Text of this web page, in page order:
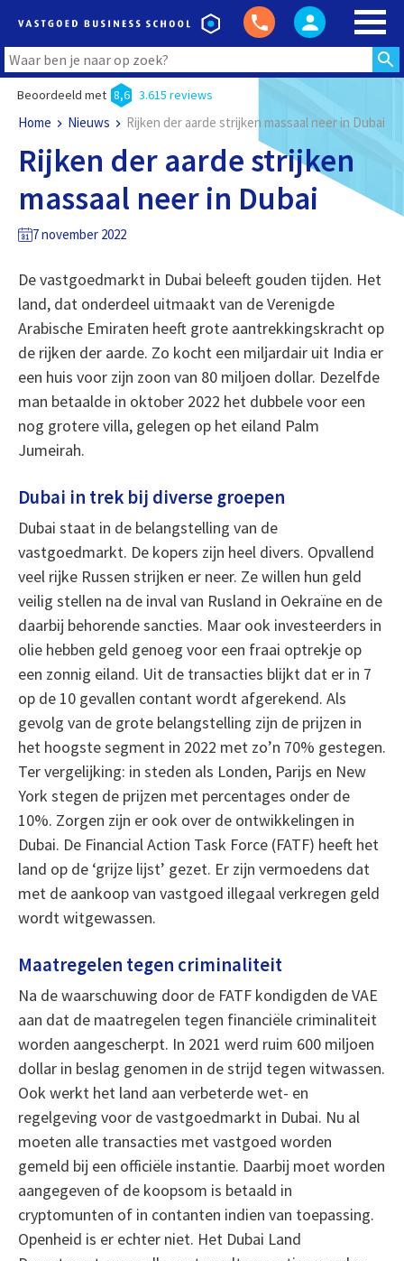
Beoordeeld met 8,6 3.615 reviews
Home Nieuws Rijken der aarde strijken massaal neer in Dubai
Rijken der aarde strijken
massaal neer in Dubai
7 november 2022
De vastgoedmarkt in Dubai beleeft gouden tijden. Het
land, dat onderdeel uitmaakt van de Verenigde
Arabische Emiraten heeft grote aantrekkingskracht op
de rijken der aarde. Zo kocht een miljardair uit India er
een huis voor zijn zoon van 80 miljoen dollar. Dezelfde
man betaalde in oktober 2022 het dubbele voor een
nog grotere villa, gelegen op het eiland Palm
Jumeirah.
Dubai in trek bij diverse groepen
Dubai staat in de belangstelling van de
vastgoedmarkt. De kopers zijn heel divers. Opvallend
veel rijke Russen strijken er neer. Ze willen hun geld
veilig stellen na de inval van Rusland in Oekraïne en de
daarbij behorende sancties. Maar ook investeerders in
olie hebben geld genoeg voor een fraai optrekje op
een zonnig eiland. Uit de transacties blijkt dat er in 7
op de 10 gevallen contant wordt afgerekend. Als
gevolg van de grote belangstelling zijn de prijzen in
het hoogste segment in 2022 met zo’n 70% gestegen.
Ter vergelijking: in steden als Londen, Parijs en New
York stegen de prijzen met percentages onder de
10%. Zorgen zijn er ook over de ontwikkelingen in
Dubai. De Financial Action Task Force (FATF) heeft het
land op de ‘grijze lijst’ gezet. Er zijn vermoedens dat
met de aankoop van vastgoed illegaal verkregen geld
wordt witgewassen.
Maatregelen tegen criminaliteit
Na de waarschuwing door de FATF kondigden de VAE
aan dat de maatregelen tegen financiële criminaliteit
worden aangescherpt. In 2021 werd ruim 600 miljoen
dollar in beslag genomen in de strijd tegen witwassen.
Ook werkt het land aan verbeterde wet- en
regelgeving voor de vastgoedmarkt in Dubai. Nu al
moeten alle transacties met vastgoed worden
gemeld bij een officiële instantie. Daarbij moet worden
aangegeven of de koopsom is betaald in
cryptomunten of in contanten indien van toepassing.
Openheid is er echter niet. Het Dubai Land